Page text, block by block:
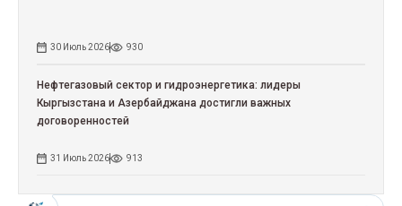
30 Июль 2026 930
Нефтегазовый сектор и гидроэнергетика: лидеры
Кыргызстана и Азербайджана достигли важных
договоренностей
31 Июль 2026 913